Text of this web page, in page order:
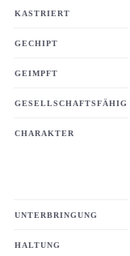
KASTRIERT
GECHIPT
GEIMPFT
GESELLSCHAFTSFÄHIG
CHARAKTER
UNTERBRINGUNG
HALTUNG